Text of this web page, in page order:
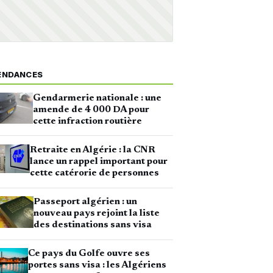
Gendarmerie nationale : une
amende de 4 000 DA pour
cette infraction routière
Retraite en Algérie : la CNR
lance un rappel important pour
cette catérorie de personnes
Passeport algérien : un
nouveau pays rejoint la liste
des destinations sans visa
Ce pays du Golfe ouvre ses
portes sans visa : les Algériens